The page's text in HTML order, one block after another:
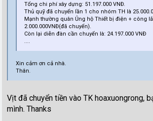
Tổng chi phí xây dựng: 51.197.000 VNĐ.
Thủ quỹ đã chuyển lần 1 cho nhóm TH là
Mạnh thường quân Ủng hộ Thiết bị điện + công
2.000.000VNĐ(đã chuyển).
Còn lại diễn đàn cần chuyển là: 24.197.000 VNĐ
Xin cảm ơn cả nhà.
Thân.
Vịt đã chuyển tiền vào TK hoaxuongrong,
mình. Thanks